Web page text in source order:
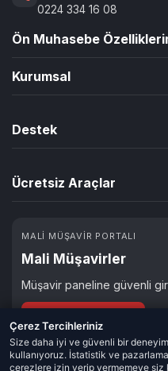
0224 334 16 08
Ön Muhasebe
Cari Yönetimi
Banka-Kasa Yönetimi
İrsaliye Yönetimi
Teklif Yönetimi
Online Tahsilat
Personel Yönetimi
Kurumsal
Destek
Blog & Makaleler
İletişim Formu
Ücretsiz Araçlar
Maaş Hesaplama
e-Fatura Mükellefi miyim?
MALI MÜŞAVIR PORTALI
Mali Müşavirler
Müşavir paneline güvenli
Çerez Tercihleriniz
Size daha iyi ve güvenli bir
kullanıyoruz. İstatistik ve
çerezlere izin verip vermemeye siz